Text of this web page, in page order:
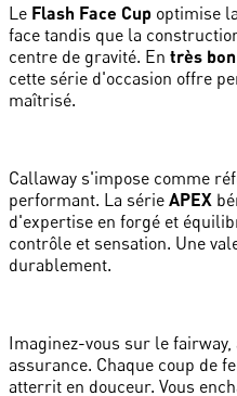
Le Flash Face Cup optimise
face tandis que la
centre de gravité. En très
cette série d'occasion offre
maîtrisé.
Callaway s'impose comme
performant. La série APEX
d'expertise en forgé et
contrôle et sensation. Une
durablement.
Imaginez-vous sur le
assurance. Chaque coup de
atterrit en douceur. Vous